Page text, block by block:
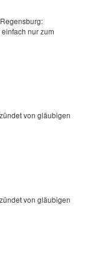
nur zum
von gläubigen
von gläubigen